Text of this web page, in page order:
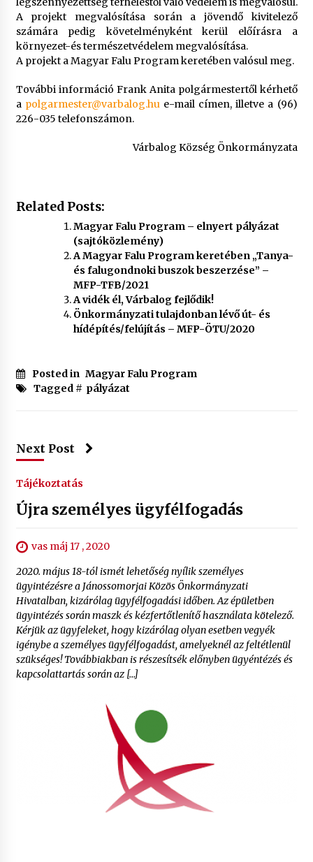
A projekt megvalósítása során a jövendő kivitelező
számára pedig követelményként kerül előírásra a
környezet-és természetvédelem megvalósítása.
A projekt a Magyar Falu Program keretében valósul meg.
További információ Frank Anita polgármestertől kérhető
a polgarmester@varbalog.hue-mail címen, illetve a (96)
226-035 telefonszámon.
Várbalog Község Önkormányzata
Related Posts:
Magyar Falu Program – elnyert pályázat
(sajtóközlemény)
A Magyar Falu Program keretében „Tanya-
és falugondnoki buszok beszerzése” –
MFP-TFB/2021
A vidék él, Várbalog fejlődik!
Önkormányzati tulajdonban lévő út- és
hídépítés/felújítás – MFP-ÖTU/2020
Posted in Magyar Falu Program
Tagged # pályázat
Next Post
Tájékoztatás
Újra személyes ügyfélfogadás
vas máj 17 , 2020
2020. május 18-tól ismét lehetőség nyílik személyes
ügyintézésre a Jánossomorjai Közös Önkormányzati
Hivatalban, kizárólag ügyfélfogadási időben. Az épületben
ügyintézés során maszk és kézfertőtlenítő használata kötelező.
Kérjük az ügyfeleket, hogy kizárólag olyan esetben vegyék
igénybe a személyes ügyfélfogadást, amelyeknél az feltétlenül
szükséges! Továbbiakban is részesítsék előnyben ügyéntézés és
kapcsolattartás során az […]